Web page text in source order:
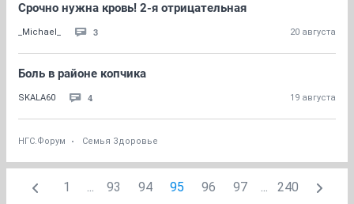
Срочно нужна кровь! 2-я отрицательная
_Michael_ 3 20 августа
Боль в районе копчика
SKALA60 4 19 августа
НГС.Форум Семья Здоровье
1 ... 93 94 95 96 97 ... 240